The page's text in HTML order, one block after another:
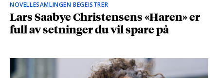
NOVELLESAMLINGEN BEGEISTRER
Lars Saabye Christensens «Haren» er
full av setninger du vil spare på